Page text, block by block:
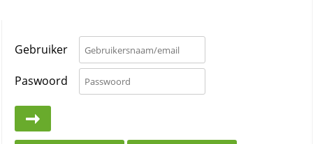
Gebruiker
Paswoord